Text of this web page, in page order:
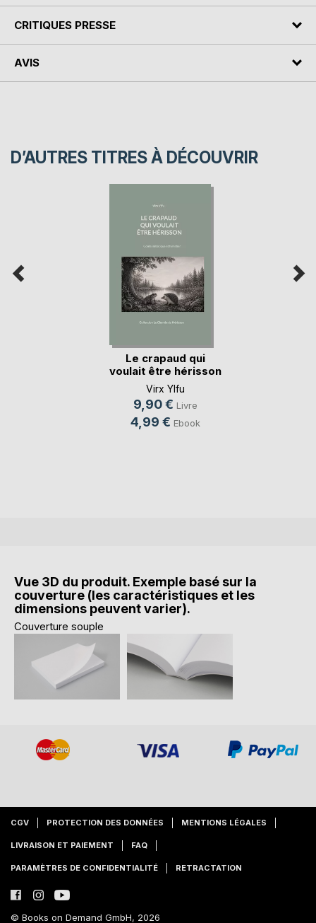
CRITIQUES PRESSE
AVIS
D’AUTRES TITRES À DÉCOUVRIR
Le crapaud qui
voulait être hérisson
Virx Ylfu
9,90 € Livre
4,99 € Ebook
Vue 3D du produit. Exemple basé sur la
couverture (les caractéristiques et les
dimensions peuvent varier).
Couverture souple
CGV PROTECTION DES DONNÉES MENTIONS LÉGALES
LIVRAISON ET PAIEMENT FAQ
PARAMÈTRES DE CONFIDENTIALITÉ RETRACTATION
© Books on Demand GmbH, 2026